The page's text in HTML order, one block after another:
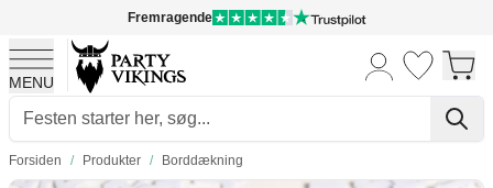
Fremragende
MENU
Skip to Content
Forsiden / Produkter / Borddækning